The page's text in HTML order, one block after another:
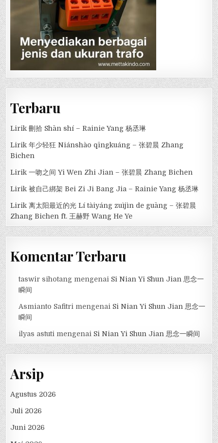
Terbaru
Lirik 刪拾 Shān shí – Rainie Yang 杨丞琳
Lirik 年少轻狂 Niánshào qīngkuáng – 张碧晨 Zhang
Bichen
Lirik 一吻之间 Yi Wen Zhi Jian – 张碧晨 Zhang Bichen
Lirik 被自己綁架 Bei Zi Ji Bang Jia – Rainie Yang 杨丞琳
Lirik 离太阳最近的光 Lí tàiyáng zuìjìn de guāng – 张碧晨
Zhang Bichen ft. 王赫野 Wang He Ye
Komentar Terbaru
taswir sihotang mengenai Si Nian Yi Shun Jian 思念一
瞬间
Asmianto Safitri mengenai Si Nian Yi Shun Jian 思念一
瞬间
ilyas astuti mengenai Si Nian Yi Shun Jian 思念一瞬间
Arsip
Agustus 2026
Juli 2026
Juni 2026